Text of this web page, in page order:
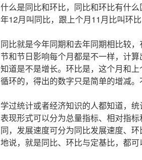
什么是同比和环比，同比和环比有什
年12月叫同比，跟上个月11月比叫环比
同比就是今年同期和去年同期相比较
节和节日影响每个月都是不一样，计
知道是不是增长。环比是，这个月和上
循环的，得出的数字只是简单的增减。
学过统计或者经济知识的人都知道，
表现形式可以分为总量指标、相对指
同，发展速度可分为同比发展速度、
地说，就是同比、环比与定基比，都可